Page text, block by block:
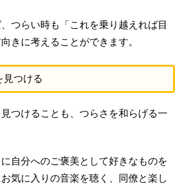
つらい時も「これを乗り越えれば目
きに考えることができます。
見つける
つけることも、つらさを和らげる一
自分へのご褒美として好きなものを
気に入りの音楽を聴く、同僚と楽し